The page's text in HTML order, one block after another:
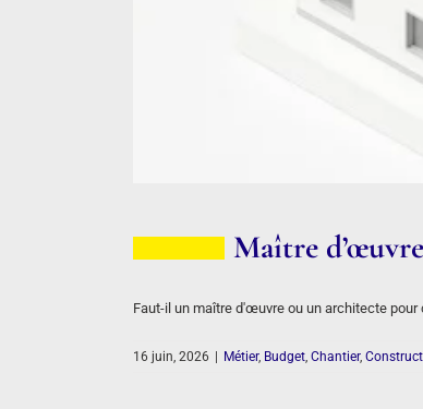
Maître
Faut-il un maître d'œuvre ou un architecte pour
16 juin, 2026 | Métier, Budget Chantier,